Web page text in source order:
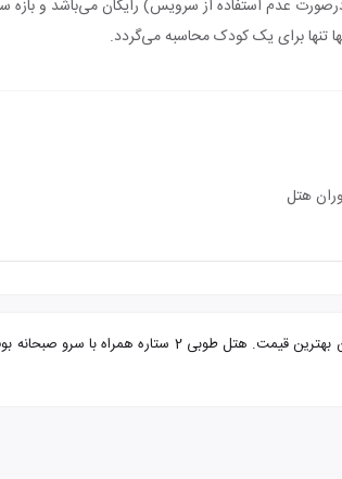
تنها برای یک کودک محاسبه می‌گردد.
هتل
تور مشهد از ایلام هتل طوبی با تضمین